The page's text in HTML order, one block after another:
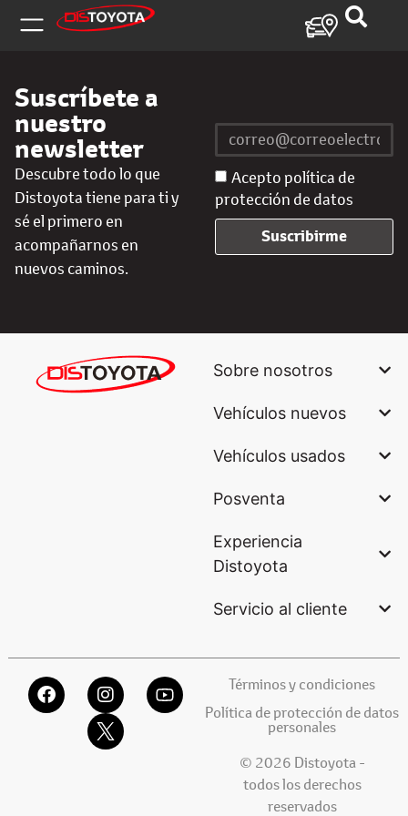
Suscríbete a
nuestro
newsletter
Descubre todo lo que
Distoyota tiene para ti y
sé el primero en
acompañarnos en
nuevos caminos.
Acepto política de
protección de datos
Suscribirme
Sobre nosotros
Vehículos nuevos
Vehículos usados
Posventa
Experiencia
Distoyota
Servicio al cliente
Términos y condiciones
Política de protección de datos
personales
© 2026 Distoyota -
todos los derechos
reservados